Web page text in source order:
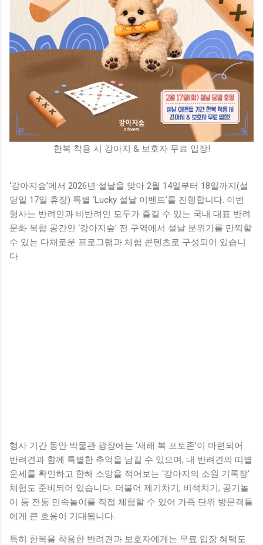
한복 착용 시 강아지 & 보호자 무료 입장!
‘강아지숲’에서 2026년 설날을 맞아 2월 14일부터 18일까지(설
당일 17일 휴장) 특별 ‘Lucky 설날 이벤트’를 진행합니다. 이번
행사는 반려인과 비반려인 모두가 즐길 수 있는 국내 대표 반려
문화 복합 공간인 ‘강아지숲’ 전 구역에서 설날 분위기를 만끽할
수 있는 다채로운 프로그램과 체험 콘텐츠로 구성되어 있습니
다.
행사 기간 동안 박물관 광장에는 ‘새해 복 포토존’이 마련되어
반려견과 함께 특별한 추억을 남길 수 있으며, 내 반려견의 띠별
운세를 확인하고 한해 소망을 적어보는 ‘강아지의 소원 기록장’
체험도 준비되어 있습니다. 더불어 제기차기, 비석치기, 공기놀
이 등 전통 민속놀이를 직접 체험할 수 있어 가족 단위 방문객들
에게 큰 호응이 기대됩니다.
특히 한복을 착용한 반려견과 보호자에게는 무료 입장 혜택도